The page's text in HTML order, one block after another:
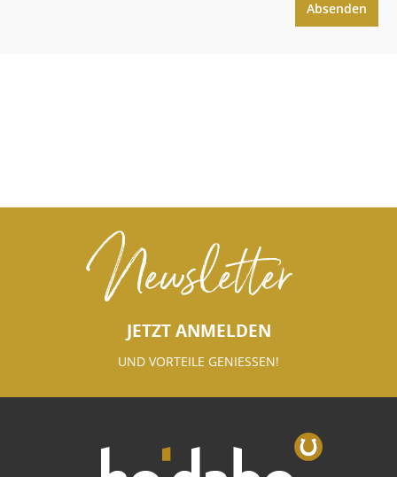
Absenden
Newsletter
JETZT ANMELDEN
UND VORTEILE GENIESSEN!